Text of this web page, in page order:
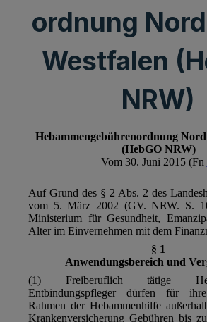
ordnung
Westfalen
NRW)